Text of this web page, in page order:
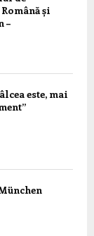
și
–
este, mai